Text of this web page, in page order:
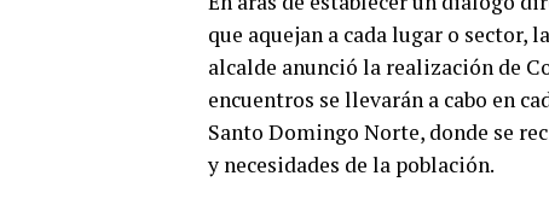
que aquejan a cada lugar o sector,
alcalde anunció la realización de
encuentros se llevarán a cabo en
Santo Domingo Norte, donde se
y necesidades de la población.